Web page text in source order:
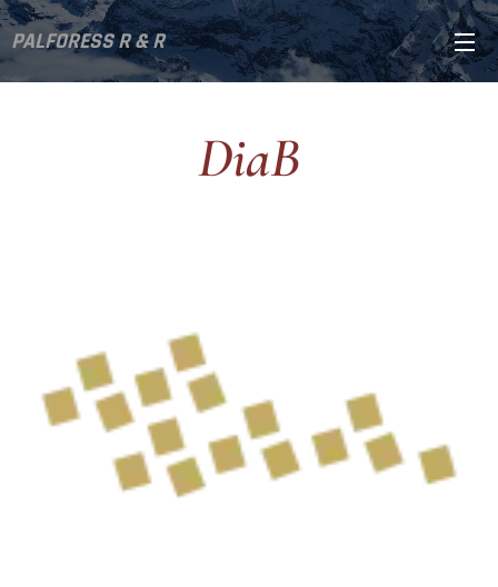
PALFORESS R & R
DiaB